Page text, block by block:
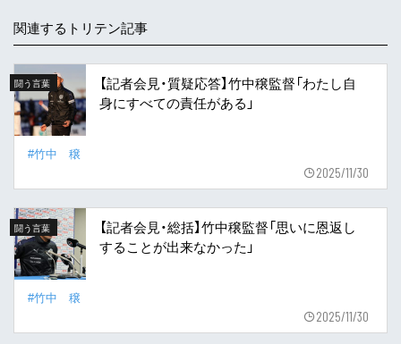
関連するトリテン記事
闘う言葉
【記者会見・質疑応答】竹中穣監督「わたし自
身にすべての責任がある」
#竹中 穣
2025/11/30
闘う言葉
【記者会見・総括】竹中穣監督「思いに恩返し
することが出来なかった」
#竹中 穣
2025/11/30